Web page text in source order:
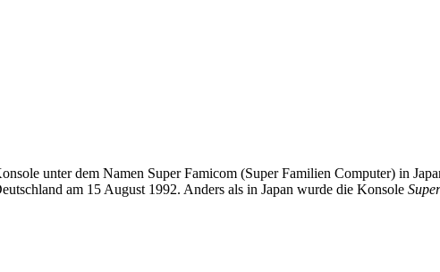
unter dem Namen Super Famicom (Super Familien Computer) in
am 15 August 1992. Anders als in Japan wurde die Konsole